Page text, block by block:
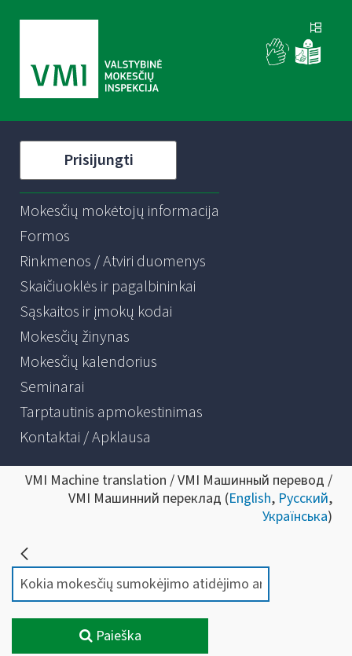
Prisijungti
Mokesčių mokėtojų informacija
Formos
Rinkmenos / Atviri duomenys
Skaičiuoklės ir pagalbininkai
Sąskaitos ir įmokų kodai
Mokesčių žinynas
Mokesčių kalendorius
Seminarai
Tarptautinis apmokestinimas
Kontaktai / Apklausa
VMI Machine translation / VMI Машинный перевод /
VMI Машинний переклад (English, Русский,
Українська)
Paieška